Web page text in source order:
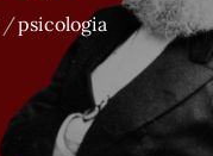
psicologia